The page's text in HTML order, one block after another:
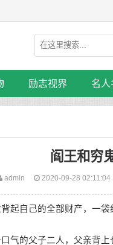
励志视界 名人
阎王和穷
admin 2020-09-28 02:11:04
自己的全部财产，一袋
的父子二人，父亲背上